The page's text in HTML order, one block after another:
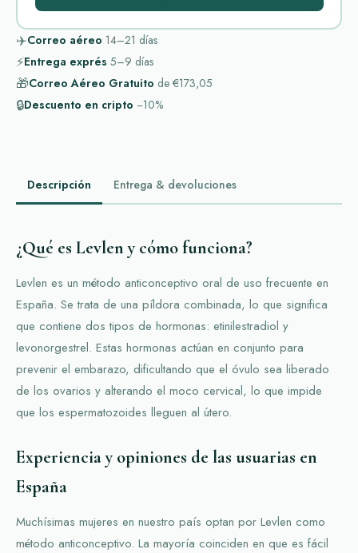
✈️Correo aéreo 14–21 días
⚡Entrega exprés 5–9 días
🎁Correo Aéreo Gratuito de €173,05
🔒Descuento en cripto −10%
Descripción Entrega & devoluciones
¿Qué es Levlen y cómo funciona?
Levlen es un método anticonceptivo oral de uso frecuente en
España. Se trata de una píldora combinada, lo que significa
que contiene dos tipos de hormonas: etinilestradiol y
levonorgestrel. Estas hormonas actúan en conjunto para
prevenir el embarazo, dificultando que el óvulo sea liberado
de los ovarios y alterando el moco cervical, lo que impide
que los espermatozoides lleguen al útero.
Experiencia y opiniones de las usuarias en
España
Muchísimas mujeres en nuestro país optan por Levlen como
método anticonceptivo. La mayoría coinciden en que es fácil